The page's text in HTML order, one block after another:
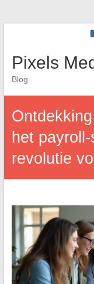
Pixels
Blog
het
revolutie